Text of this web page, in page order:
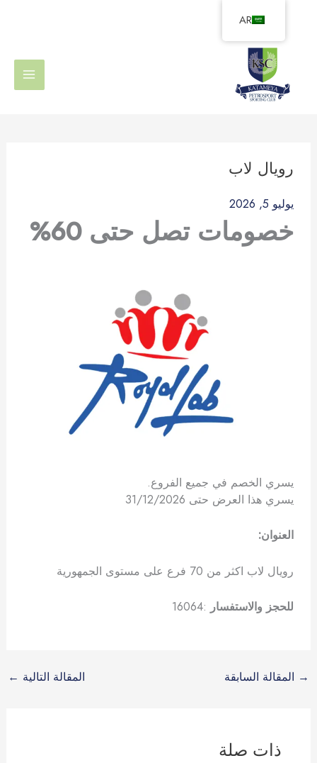
المحتوى
رويال لاب
يوليو 5, 2026
خصومات تصل حتى 60%
يسري الخصم في جميع الفروع.
يسري هذا العرض حتى 31/12/2026
العنوان:
رويال لاب اكثر من 70 فرع على مستوى الجمهورية
للحجز والاستفسار :16064
→ المقالة السابقة المقالة التالية ←
ذات صلة
AR